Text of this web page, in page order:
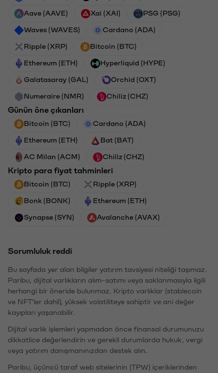
Aave (AAVE) Xai (XAI) PSG (PSG)
Waves (WAVES) Cardano (ADA)
Ripple (XRP) Bitcoin (BTC)
Ethereum (ETH) Hyperliquid (HYPE)
Galatasaray (GAL) Orchid (OXT)
Numeraire (NMR) Chiliz (CHZ)
Günün öne çıkanları
Bitcoin (BTC) Cardano (ADA)
Ethereum (ETH) Bat (BAT)
AC Milan (ACM) Chiliz (CHZ)
Kripto para fiyat tahminleri
Bitcoin (BTC) Ripple (XRP)
Bonk (BONK) Ethereum (ETH)
Synapse (SYN) Avalanche (AVAX)
Sorumluluk reddi
Bu sayfada yer alan bilgiler yatırım tavsiyesi niteliği taşımaz.
Paribu, dijital varlıkların alım-satımı veya saklanmasıyla ilgili
herhangi bir öneride bulunmaz. Kripto varlıklar (stablecoin
ve NFT'ler dahil), yüksek volatiliteye sahiptir ve ani değer
kayıpları yaşanabilir.
Dijital varlık işlemleri yapmadan önce finansal durumunuzu
dikkatlice değerlendirin ve gerekli durumlarda hukuk, vergi
veya yatırım danışmanınızdan destek alın.
Paribu, üçüncü taraf web sitelerinin (TPW) içeriklerinden